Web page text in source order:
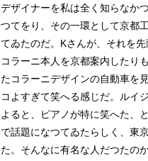
ザイナーを私は全く知らなか
てをり、その一環として京都
ゐたのだ。Kさんが、それを
ラーニ本人を京都案内したり
コラーニデザインの自動車を
よすぎて笑へる感じだ。ルイ
ると、ピアノが特に笑へた、
話題になつてゐたらしく、東
。そんなに有名な人だつたのか